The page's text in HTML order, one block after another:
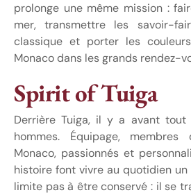
prolonge une même mission :
mer, transmettre les savoir-
classique et porter les
Monaco dans les grands rendez-
Spirit of Tuiga
Derrière Tuiga, il y a avant
hommes. Équipage,
Monaco, passionnés et
histoire font vivre au quotidien
limite pas à être conservé : il se